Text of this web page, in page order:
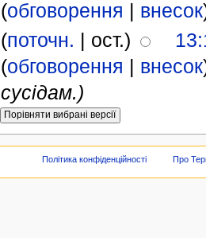
(обговорення | внесок
(поточн. | ост.)
(обговорення | внесок
сусідам.)
Політика конфіденційності Про